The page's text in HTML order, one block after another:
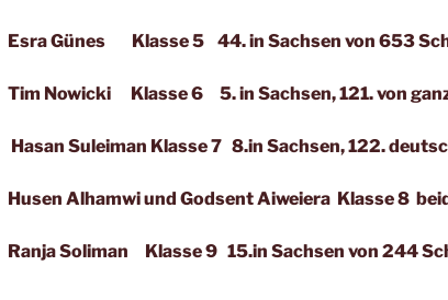
Esra Günes Klasse 5 44. in Sachsen von 653
Tim Nowicki Klasse 6 5. in Sachsen, 121. von
Hasan Suleiman Klasse 7 8.in Sachsen, 122.
Husen Alhamwi und Godsent Aiweiera Klasse 8
Ranja Soliman Klasse 9 15.in Sachsen von 244